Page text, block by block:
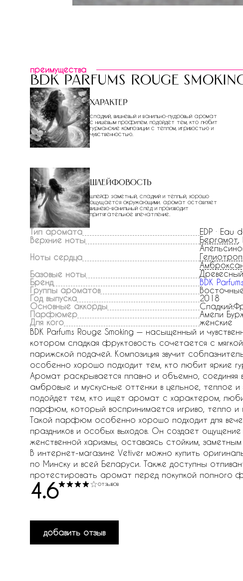
преимущества
bdk parfums rouge
Характер
сладкий, вишневый и ванильно-пудровый аромат
с нишевым профилем. подойдет тем, кто любит
гурманские композиции с теплом, игривостью и
чувственностью.
Шлейфовость
шлейф заметный, сладкий и теплый, хорошо
ощущается окружающими. аромат оставляет
вишнево-ванильный след и производит
притягательное впечатление.
Тип аромата
EDP ·
Верхние ноты
Бергамот
Ноты сердца
Гелиотроп
Базовые ноты
Бренд
BDK Parfums
Группы ароматов
Год выпуска
2018
Основные аккорды
Парфюмер
Амели
Для кого
женские
BDK Parfums Rouge Smoking — насыщенный и
котором сладкая фруктовость сочетается с
парижской подачей. Композиция звучит
особенно хорошо подходит тем, кто любит яркие
Аромат раскрывается плавно и объемно, соединяя
амбровые и мускусные оттенки в цельное, теплое и
подойдет тем, кто ищет аромат с характером,
парфюм, который воспринимается игриво, тепло и
Такой парфюм особенно хорошо подходит для
праздников и особых выходов. Он создает
женственной харизмы, оставаясь стойким,
В интернет-магазине Vetiver можно купить
по Минску и всей Беларуси. Также доступны
протестировать аромат перед покупкой полного
4.6 отзывов
добавить отзыв